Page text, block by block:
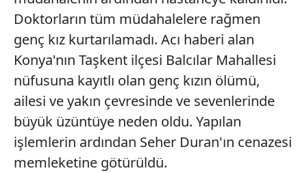
Doktorların tüm müdahalelere rağmen
genç kız kurtarılamadı. Acı haberi alan
Konya'nın Taşkent ilçesi Balcılar Mahallesi
nüfusuna kayıtlı olan genç kızın ölümü,
ailesi ve yakın çevresinde ve sevenlerinde
büyük üzüntüye neden oldu. Yapılan
işlemlerin ardından Seher Duran'ın cenazesi
memleketine götürüldü.